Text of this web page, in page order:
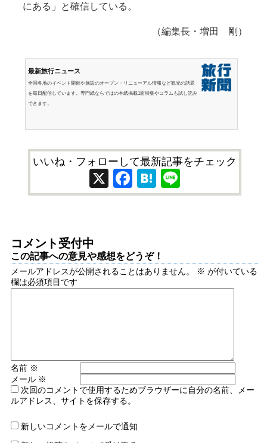
にある」と確信している。
（編集長・増田 剛）
最新旅行ニュース
全国各地のイベント開催や施設のオープン・リニューアル情報など観光の話題
を毎日配信しています。専門紙ならではの本紙掲載1面特集やコラムも試し読み
できます。
いいね・フォローして最新記事をチェック
X Facebook
Hatena
コメント受付中
この記事への意見や感想をどうぞ！
メールアドレスが公開されることはありません。 ※ が付いている
欄は必須項目です
名前 ※
メール ※
次回のコメントで使用するためブラウザーに自分の名前、メー
ルアドレス、サイトを保存する。
新しいコメントをメールで通知